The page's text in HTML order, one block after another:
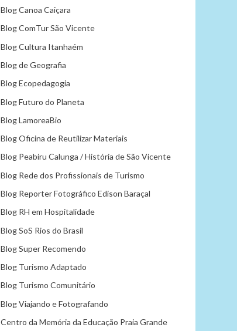
Blog Canoa Caiçara
Blog ComTur São Vicente
Blog Cultura Itanhaém
Blog de Geografia
Blog Ecopedagogia
Blog Futuro do Planeta
Blog LamoreaBio
Blog Oficina de Reutilizar Materiais
Blog Peabiru Calunga / História de São Vicente
Blog Rede dos Profissionais de Turismo
Blog Reporter Fotográfico Edison Baraçal
Blog RH em Hospitalidade
Blog SoS Rios do Brasil
Blog Super Recomendo
Blog Turismo Adaptado
Blog Turismo Comunitário
Blog Viajando e Fotografando
Centro da Memória da Educação Praia Grande